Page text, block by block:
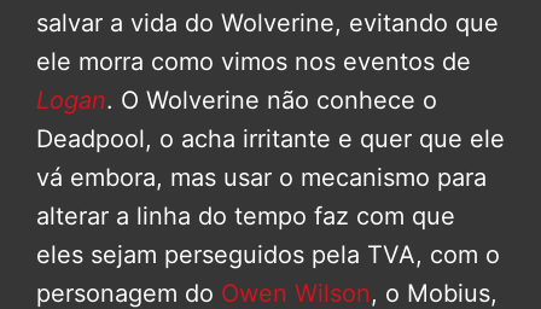
salvar a vida do Wolverine, evitando que
ele morra como vimos nos eventos de
Logan. O Wolverine não conhece o
Deadpool, o acha irritante e quer que ele
vá embora, mas usar o mecanismo para
alterar a linha do tempo faz com que
eles sejam perseguidos pela TVA, com o
personagem do Owen Wilson, o Mobius,